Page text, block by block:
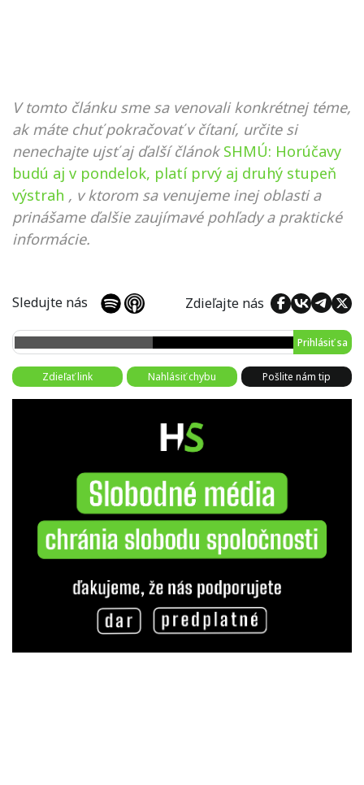
V tomto článku sme sa venovali konkrétnej téme,
ak máte chuť pokračovať v čítaní, určite si
nenechajte ujsť aj ďalší článok SHMÚ: Horúčavy
budú aj v pondelok, platí prvý aj druhý stupeň
výstrah , v ktorom sa venujeme inej oblasti a
prinášame ďalšie zaujímavé pohľady a praktické
informácie.
Sledujte nás Zdieľajte nás
Prihlásiť sa
Zdieľať link Nahlásiť chybu Pošlite nám tip